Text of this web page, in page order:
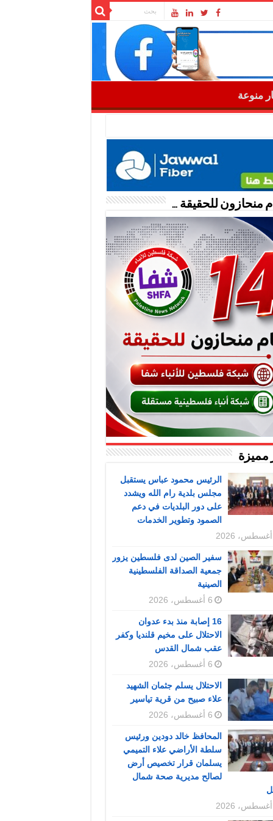
منوعة
مميزة
الرئيس محمود عباس يستقبل
مجلس بلدية رام الله ويشدد
على دور البلديات في دعم
الصمود وتطوير الخدمات
سفير الصين لدى فلسطين يزور
جمعية الصداقة الفلسطينية
الصينية
6 أغسطس، 2026
16 إصابة منذ بدء عدوان
الاحتلال على مخيم قلنديا وكفر
عقب شمال القدس
6 أغسطس، 2026
الاحتلال يسلم جثمان الشهيد
علاء صبيح من قرية تياسير
6 أغسطس، 2026
المحافظ خالد دودين ورئيس
سلطة الأراضي علاء التميمي
يسلمان قرار تخصيص أرض
لصالح مديرية صحة شمال